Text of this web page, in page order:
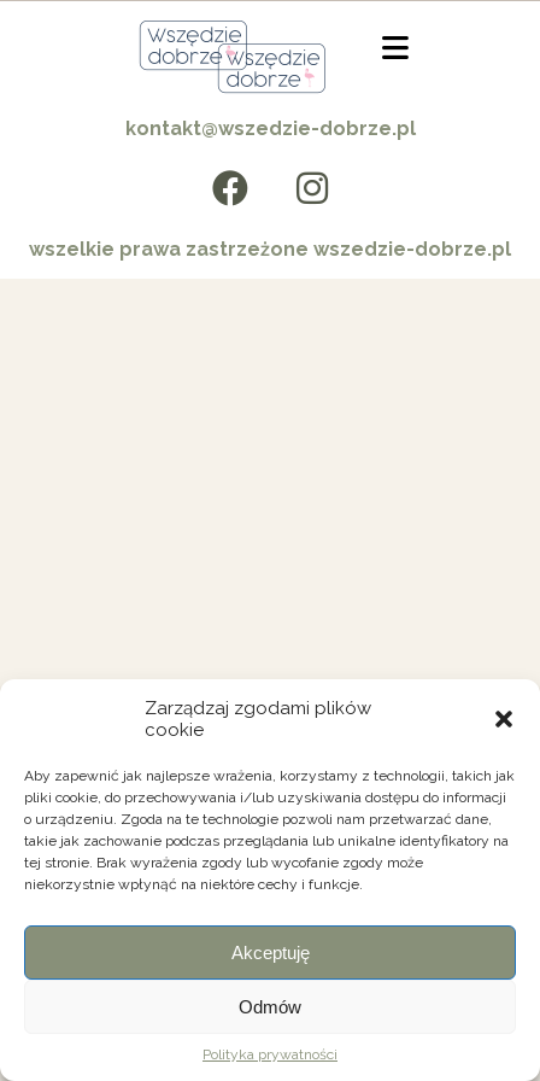
Zarządzaj zgodami plików
cookie
Aby zapewnić jak najlepsze wrażenia, korzystamy z technologii, takich jak
pliki cookie, do przechowywania i/lub uzyskiwania dostępu do informacji
o urządzeniu. Zgoda na te technologie pozwoli nam przetwarzać dane,
takie jak zachowanie podczas przeglądania lub unikalne identyfikatory na
tej stronie. Brak wyrażenia zgody lub wycofanie zgody może
niekorzystnie wpłynąć na niektóre cechy i funkcje.
Akceptuję
Odmów
Polityka prywatności
kontakt@wszedzie-dobrze.pl
wszelkie prawa zastrzeżone wszedzie-dobrze.pl